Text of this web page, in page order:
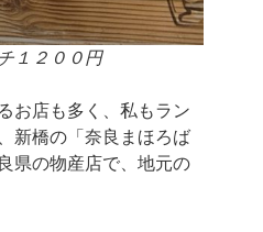
１２００円
お店も多く、私もラン
新橋の「奈良まほろば
県の物産店で、地元の